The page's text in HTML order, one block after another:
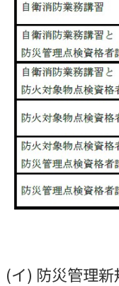
(イ) 防災管理新